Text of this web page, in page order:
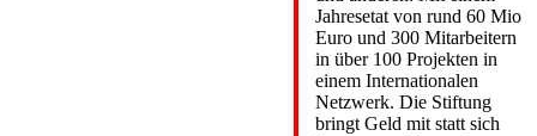
Jahresetat von rund 60 Mio
Euro und 300 Mitarbeitern
in über 100 Projekten in
einem Internationalen
Netzwerk. Die Stiftung
bringt Geld mit statt sich